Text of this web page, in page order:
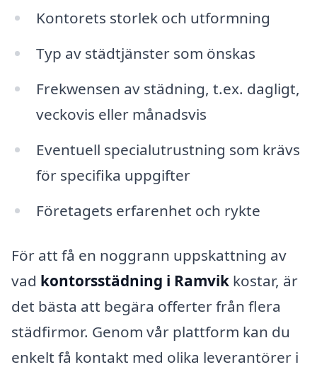
Kontorets storlek och utformning
Typ av städtjänster som önskas
Frekwensen av städning, t.ex. dagligt,
veckovis eller månadsvis
Eventuell specialutrustning som krävs
för specifika uppgifter
Företagets erfarenhet och rykte
För att få en noggrann uppskattning av
vad kontorsstädning i Ramvik kostar, är
det bästa att begära offerter från flera
städfirmor. Genom vår plattform kan du
enkelt få kontakt med olika leverantörer i